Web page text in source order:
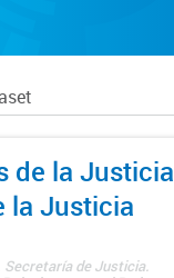
de la Justicia
la Justicia
de Justicia.